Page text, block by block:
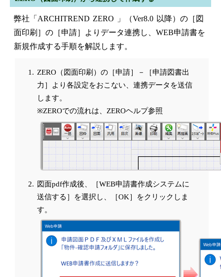
弊社「ARCHITREND ZERO 」（Ver8.0 以降）の［図
面印刷］の［申請］よりデータ連携し、WEB申請書を
新規作成する手順を解説します。
ZERO（図面印刷）の［申請］－［申請図書出
力］より各設定をおこない、連携データを送信
します。
※ZEROでの流れは、ZEROヘルプ参照
図面pdf作成後、［WEB申請書作成システムに
送信する］を選択し、［OK］をクリックしま
す。